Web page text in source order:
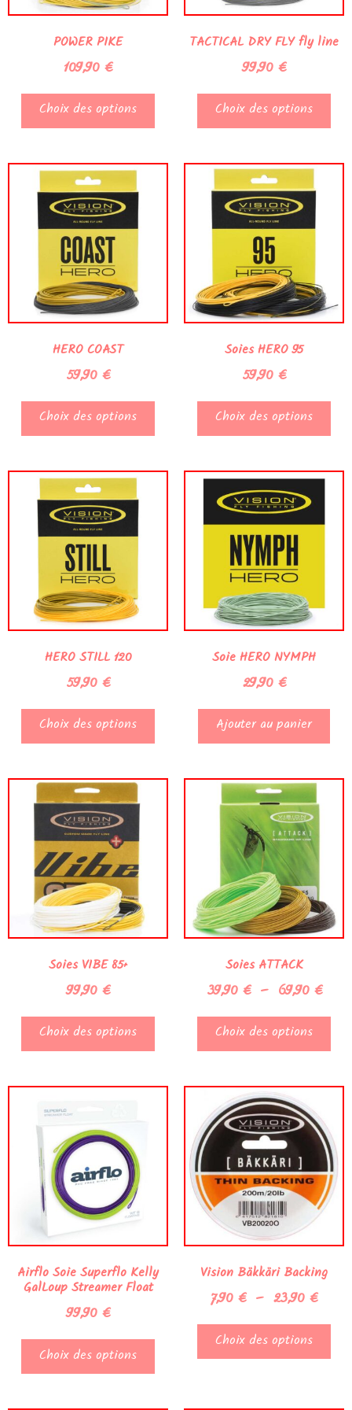
POWER PIKE
109,90 €
Choix des options
TACTICAL DRY FLY fly line
99,90 €
Choix des options
HERO COAST
59,90 €
Choix des options
Soies HERO 95
59,90 €
Choix des options
HERO STILL 120
59,90 €
Choix des options
Soie HERO NYMPH
29,90 €
Ajouter au panier
Soies VIBE 85+
99,90 €
Choix des options
Soies ATTACK
39,90 € – 69,90 €
Choix des options
Airflo Soie Superflo Kelly
GalLoup Streamer Float
99,90 €
Choix des options
Vision Bäkkäri Backing
7,90 € – 23,90 €
Choix des options